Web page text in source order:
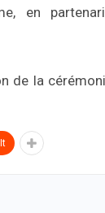
en
de la